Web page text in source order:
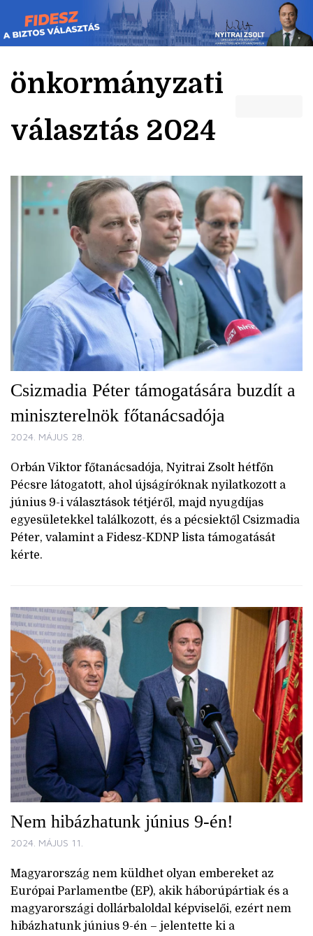
Skip
to
content
önkormányzati
választás 2024
Csizmadia Péter támogatására buzdít a
miniszterelnök főtanácsadója
2024. MÁJUS 28.
Orbán Viktor főtanácsadója, Nyitrai Zsolt hétfőn
Pécsre látogatott, ahol újságíróknak nyilatkozott a
június 9-i választások tétjéről, majd nyugdíjas
egyesületekkel találkozott, és a pécsiektől Csizmadia
Péter, valamint a Fidesz-KDNP lista támogatását
kérte.
Nem hibázhatunk június 9-én!
2024. MÁJUS 11.
Magyarország nem küldhet olyan embereket az
Európai Parlamentbe (EP), akik háborúpártiak és a
magyarországi dollárbaloldal képviselői, ezért nem
hibázhatunk június 9-én – jelentette ki a